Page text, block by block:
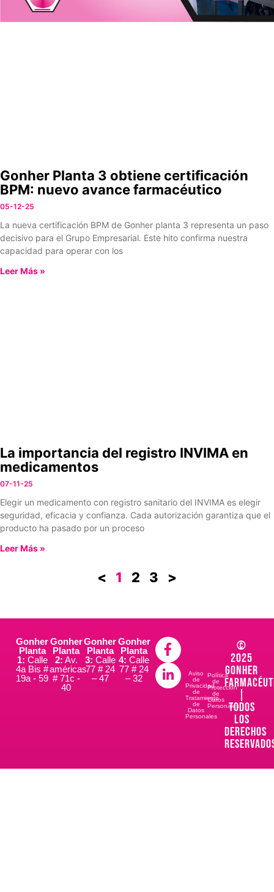
Gonher Planta 3 obtiene certificación
BPM: nuevo avance farmacéutico
05-12-25
La nueva certificación BPM de Gonher planta 3 representa un paso
decisivo para el Grupo Empresarial. Este hito confirma nuestra
capacidad para operar con los
Leer Más »
La importancia del registro INVIMA en
medicamentos
07-11-25
Elegir un medicamento con registro sanitario del INVIMA es elegir
seguridad, eficacia y confianza. Cada autorización garantiza que el
producto ha pasado por un proceso
Leer Más »
< 1 2 3 >
Gonher
Planta
1: Calle
4a Bis #
19a - 59
Gonher
Planta
2: Av.
américas
# 71c -
40
Gonher
Planta
3: Calle
77 # 24
– 47
Gonher
Planta
4: Calle
77 # 24
– 32
Aviso
de
Privacidad
de
Tratamiento
de
Datos
Personales
Política
de
Protección
de
Datos
Personales
©
2025
Gonher
Todos
los
derechos